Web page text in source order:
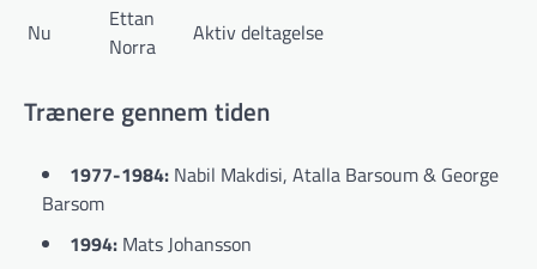
Nu
Ettan
Norra
Aktiv deltagelse
Trænere gennem tiden
1977-1984: Nabil Makdisi, Atalla Barsoum & George
Barsom
1994: Mats Johansson